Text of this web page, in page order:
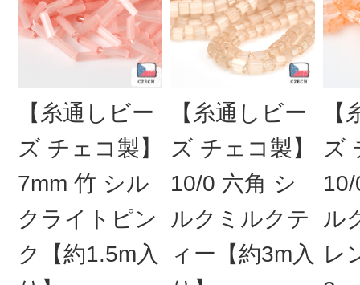
【糸通しビー
ズ チェコ製】
7mm 竹 シル
クライトピン
ク【約1.5m入
【糸通しビー
ズ チェコ製】
10/0 六角 シ
ルクミルクテ
ィー【約3m入
ズ
ル
レ